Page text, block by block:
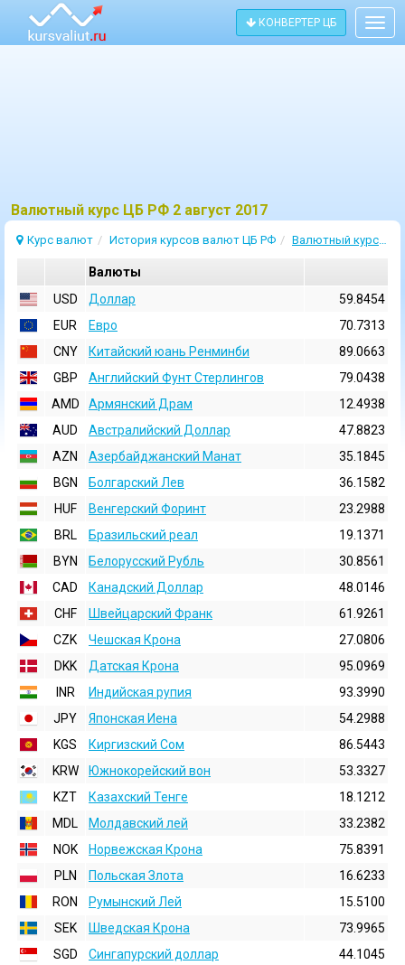
КОНВЕРТЕР ЦБ
Bалютный курс ЦБ РФ 2 август 2017
Курс валют История курсов валют ЦБ РФ Валютный курс 2 Август 2017
Валюты
USD
Доллар
59.8454
EUR
Евро
70.7313
CNY
Китайский юань Ренминби
89.0663
GBP
Английский Фунт Стерлингов
79.0438
AMD
Армянский Драм
12.4938
AUD
Австралийский Доллар
47.8823
AZN
Азербайджанский Манат
35.1845
BGN
Болгарский Лев
36.1582
HUF
Венгерский Форинт
23.2988
BRL
Бразильский реал
19.1371
BYN
Белорусский Рубль
30.8561
CAD
Канадский Доллар
48.0146
CHF
Швейцарский Франк
61.9261
CZK
Чешская Крона
27.0806
DKK
Датская Крона
95.0969
INR
Индийская pупия
93.3990
JPY
Японская Иена
54.2988
KGS
Киргизский Сом
86.5443
KRW
Южнокорейский вон
53.3327
KZT
Казахский Тенге
18.1212
MDL
Молдавский лей
33.2382
NOK
Норвежская Крона
75.8391
PLN
Польская Злота
16.6233
RON
Румынский Лей
15.5100
SEK
Шведская Крона
73.9965
SGD
Сингапурский доллар
44.1045